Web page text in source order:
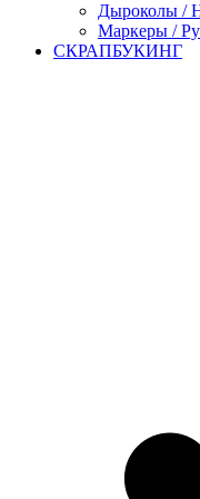
Дыроколы /
Маркеры /
СКРАПБУКИНГ